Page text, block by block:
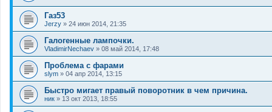
Газ53
Jerzy » 24 июн 2014, 21:35
Галогенные лампочки.
VladimirNechaev » 08 май 2014, 17:48
Проблема с фарами
slym » 04 апр 2014, 13:15
Быстро мигает правый поворотник в чем причина.
ник » 13 окт 2013, 18:55